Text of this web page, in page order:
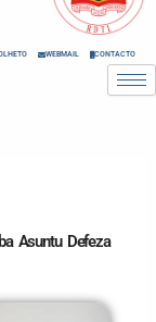
WEBMAIL CONTACTO
Asuntu Defeza